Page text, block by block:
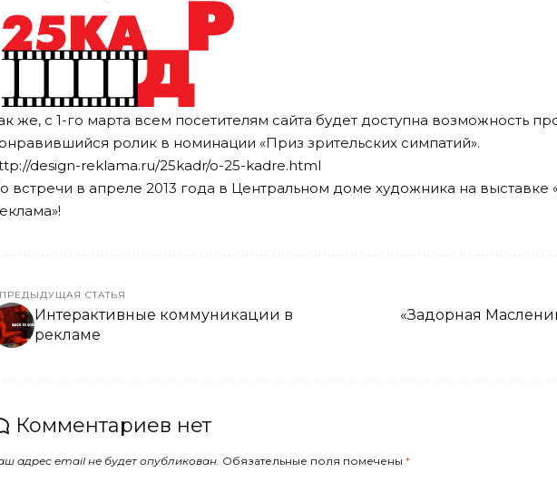
же, с 1-го марта всем посетителям сайта будет доступна возможность
ролик в номинации «Приз зрительских симпатий».
design-reklama.ru/25kadr/o-25-kadre.html
встречи в апреле 2013 года в Центральном доме художника на выставке
ПРЕДЫДУЩАЯ СТАТЬЯ
Интерактивные коммуникации в
рекламе
«Задорная
Комментариев нет
адрес email не будет опубликован. Обязательные поля помечены *